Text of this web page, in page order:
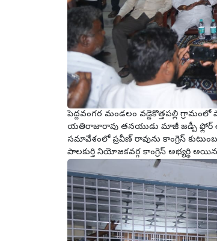
పెద్దవంగర మండలం వడ్డెకొత్తపల్లి
యతిరాజారావు తనయుడు మాజీ జడ్పీ ఫ్లోర్
సమావేశంలో ప్రవీణ్ రావును కాంగ్రెస్
పాలకుర్తి నియోజకవర్గ కాంగ్రెస్ అభ్యర్థి